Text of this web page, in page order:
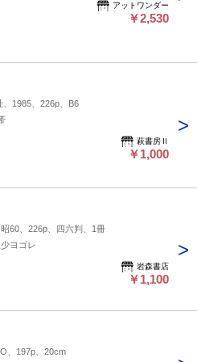
アットワンダー
￥2,530
、1985、226p、B6
萩書房Ⅱ
￥1,000
60、226p、四六判、1冊
ヨゴレ
岩森書店
￥1,100
、197p、20cm